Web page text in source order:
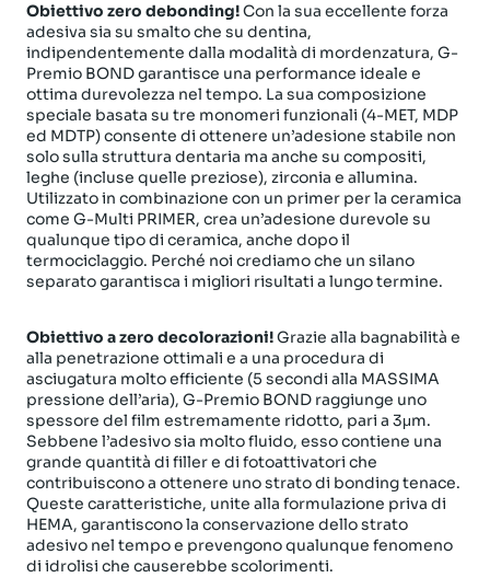
Obiettivo zero debonding!Con la sua eccellente forza
adesiva sia su smalto che su dentina,
indipendentemente dalla modalità di mordenzatura, G-
Premio BOND garantisce una performance ideale e
ottima durevolezza nel tempo. La sua composizione
speciale basata su tre monomeri funzionali (4-MET, MDP
ed MDTP) consente di ottenere un’adesione stabile non
solo sulla struttura dentaria ma anche su compositi,
leghe (incluse quelle preziose), zirconia e allumina.
Utilizzato in combinazione con un primer per la ceramica
come G-Multi PRIMER, crea un’adesione durevole su
qualunque tipo di ceramica, anche dopo il
termociclaggio. Perché noi crediamo che un silano
separato garantisca i migliori risultati a lungo termine.
Obiettivo a zero decolorazioni!Grazie alla bagnabilità e
alla penetrazione ottimali e a una procedura di
asciugatura molto efficiente (5 secondi alla MASSIMA
pressione dell’aria), G-Premio BOND raggiunge uno
spessore del film estremamente ridotto, pari a 3μm.
Sebbene l’adesivo sia molto fluido, esso contiene una
grande quantità di filler e di fotoattivatori che
contribuiscono a ottenere uno strato di bonding tenace.
Queste caratteristiche, unite alla formulazione priva di
HEMA, garantiscono la conservazione dello strato
adesivo nel tempo e prevengono qualunque fenomeno
di idrolisi che causerebbe scolorimenti.